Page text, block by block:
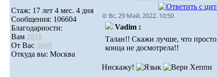
Стаж: 17 лет 4 мес. 4 дня
Сообщения: 106604
Благодарности:
Вам 2818
От Вас 3800
Откуда вы: Москва
⊙ Вс, 29 Май, 2022. 10:50
Vadim :
Талан!! Скажи лучше, что
конца не досмотрела!!
Нискажу!